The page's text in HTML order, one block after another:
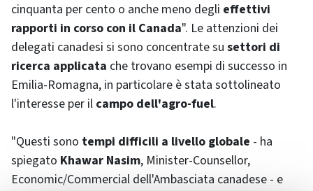
cinquanta per cento o anche meno degli effettivi
rapporti in corso con il Canada". Le attenzioni dei
delegati canadesi si sono concentrate su settori di
ricerca applicata che trovano esempi di successo in
Emilia-Romagna, in particolare è stata sottolineato
l'interesse per il campo dell'agro-fuel.
"Questi sono tempi difficili a livello globale - ha
spiegato Khawar Nasim, Minister-Counsellor,
Economic/Commercial dell'Ambasciata canadese - e